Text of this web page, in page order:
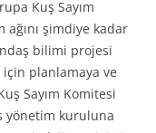
Kuş Sayım
ağını şimdiye kadar
bilimi projesi
planlamaya ve
Sayım Komitesi
yönetim kuruluna